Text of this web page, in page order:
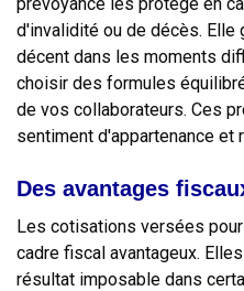
d'invalidité ou de décès. Elle
décent dans les moments
choisir des formules
de vos collaborateurs. Ces
sentiment d'appartenance et
Des avantages
Les cotisations versées
cadre fiscal avantageux.
résultat imposable dans